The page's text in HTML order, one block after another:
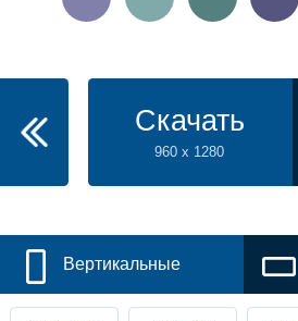
Скачать
960 x 1280
Вертикальные